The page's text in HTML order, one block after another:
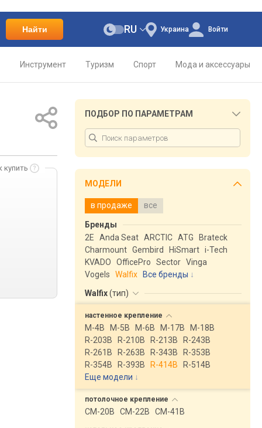
Найти Украина
RU Войти
Инструмент Туризм Спорт Мода и аксессуары
купить
ПОДБОР ПО ПАРАМЕТРАМ
МОДЕЛИ
в продаже все
Бренды
2E
Anda Seat ARCTIC ATG
Brateck
Charmount Gembird HiSmart i-Tech
KVADO
OfficePro Sector Vinga
Vogels
Walfix
Все бренды
Walfix(тип)
настенное крепление
M-4B M-5B M-6B M-17B
M-18B
R-203B
R-210B R-213B
R-243B
R-261B
R-263B R-343B
R-353B
R-354B
R-393B R-414B
R-514B
Еще модели ↓
потолочное крепление
CM-20B CM-22B CM-41B